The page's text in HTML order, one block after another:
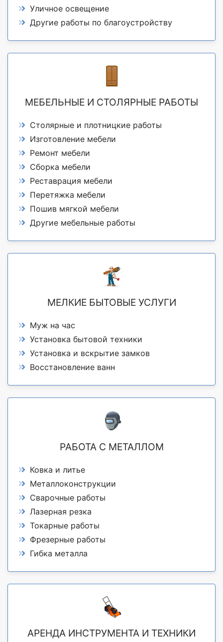
Уличное освещение
Другие работы по благоустройству
МЕБЕЛЬНЫЕ И СТОЛЯРНЫЕ РАБОТЫ
Столярные и плотницкие работы
Изготовление мебели
Ремонт мебели
Сборка мебели
Реставрация мебели
Перетяжка мебели
Пошив мягкой мебели
Другие мебельные работы
МЕЛКИЕ БЫТОВЫЕ УСЛУГИ
Муж на час
Установка бытовой техники
Установка и вскрытие замков
Восстановление ванн
РАБОТА С МЕТАЛЛОМ
Ковка и литье
Металлоконструкции
Сварочные работы
Лазерная резка
Токарные работы
Фрезерные работы
Гибка металла
АРЕНДА ИНСТРУМЕНТА И ТЕХНИКИ